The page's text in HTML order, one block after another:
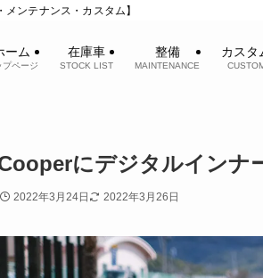
ンテナンス・カスタム】
ーム
プページ
在庫車
STOCK LIST
整備
MAINTENANCE
カスタ
にデジタルインナ
2022年3月24日 2022年3月26日